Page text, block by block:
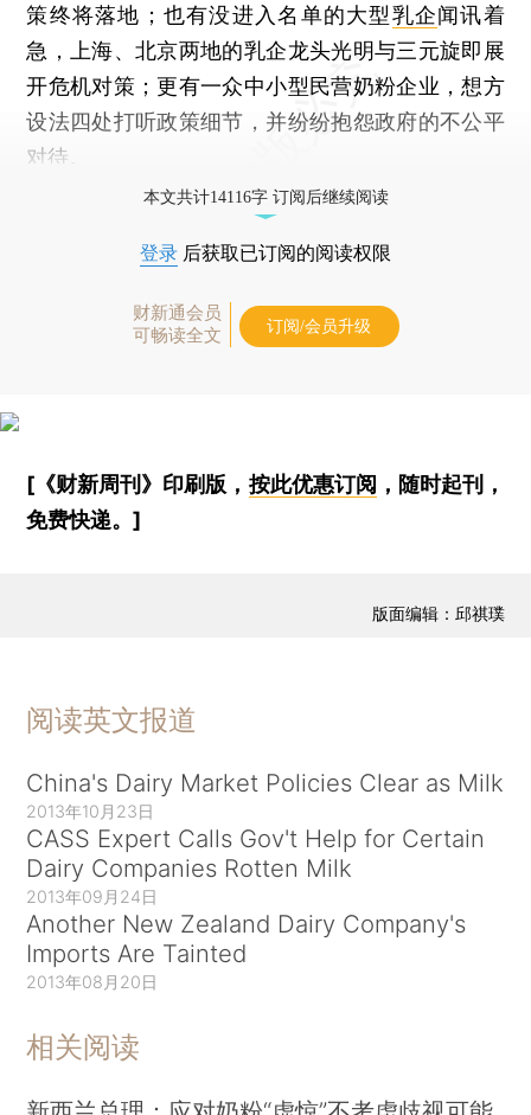
策终将落地；也有没进入名单的大型乳企闻讯着
急，上海、北京两地的乳企龙头光明与三元旋即展
开危机对策；更有一众中小型民营奶粉企业，想方
设法四处打听政策细节，并纷纷抱怨政府的不公平
对待。
本文共计14116字 订阅后继续阅读
登录 后获取已订阅的阅读权限
财新通会员
可畅读全文
订阅/会员升级
[《财新周刊》印刷版， 按此优惠订阅 ，随时起刊，
免费快递。]
版面编辑：邱祺璞
阅读英文报道
China's Dairy Market Policies Clear as Milk
2013年10月23日
CASS Expert Calls Gov't Help for Certain
Dairy Companies Rotten Milk
2013年09月24日
Another New Zealand Dairy Company's
Imports Are Tainted
2013年08月20日
相关阅读